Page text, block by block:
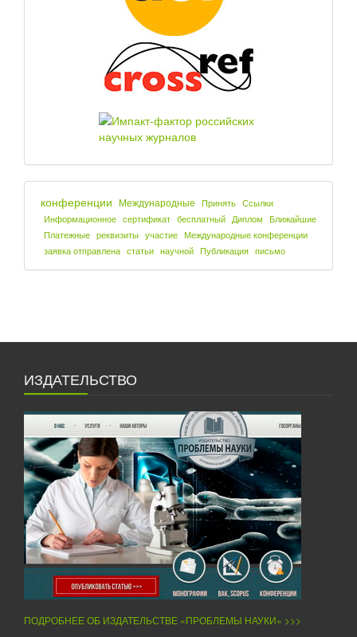
конференции Международные Принять Ссылки
Информационное сертификат бесплатный Диплом Ближайшие
Платежные реквизиты участие Международные конференции
заявка отправлена статьи научной Публикация письмо
ИЗДАТЕЛЬСТВО
ПОДРОБНЕЕ ОБ ИЗДАТЕЛЬСТВЕ «ПРОБЛЕМЫ НАУКИ» >>>